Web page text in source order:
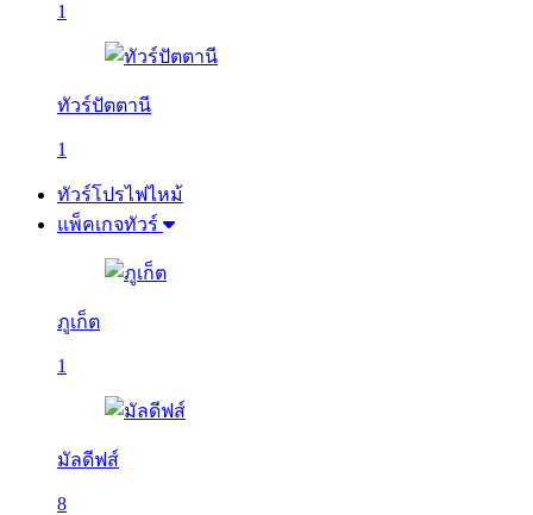
1
ทัวร์ปัตตานี
1
ทัวร์โปรไฟไหม้
แพ็คเกจทัวร์
ภูเก็ต
1
มัลดีฟส์
8